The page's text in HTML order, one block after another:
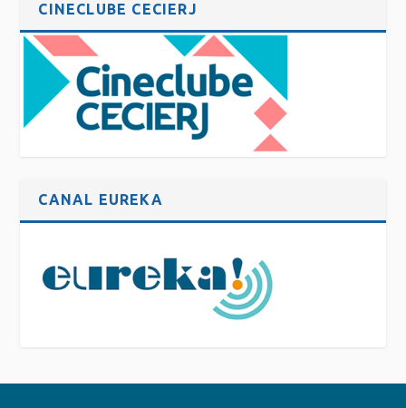
CINECLUBE CECIERJ
CANAL EUREKA